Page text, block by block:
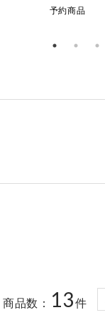
予約商品
商品数： 13件